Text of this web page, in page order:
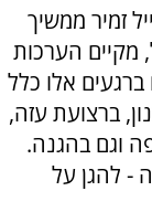
זמיר ממשיך
הערכות
אלו כלל
ברצועת עזה,
וגם בהגנה.
- להגן על